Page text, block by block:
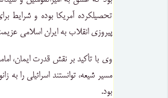
تحصیلکرده آمریکا بوده و شرایط
پیروزی انقلاب به ایران اسلامی
وی با تأکید بر نقش قدرت ایمان،
مسیر شیعه، توانستند اسرائیلی را
بود.